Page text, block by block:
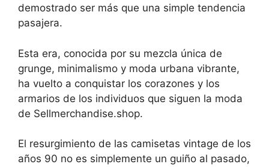
demostrado ser más que una simple tendencia
pasajera.
Esta era, conocida por su mezcla única de
grunge, minimalismo y moda urbana vibrante,
ha vuelto a conquistar los corazones y los
armarios de los individuos que siguen la moda
de Sellmerchandise.shop.
El resurgimiento de las camisetas vintage de los
años 90 no es simplemente un guiño al pasado,